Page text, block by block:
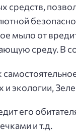
средств,
мыло от
среду. В
экологии,
его
и т.д.